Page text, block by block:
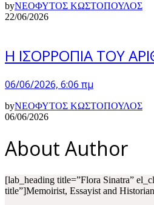
byΝΕΟΦΥΤΟΣ ΚΩΣΤΟΠΟΥΛΟΣ
22/06/2026
Η ΙΣΟΡΡΟΠΙΑ ΤΟΥ
06/06/2026, 6:06 πμ
byΝΕΟΦΥΤΟΣ ΚΩΣΤΟΠΟΥΛΟΣ
06/06/2026
About Author
[lab_heading title=”Flora Sinatra”
title”]Memoirist, Essayist and